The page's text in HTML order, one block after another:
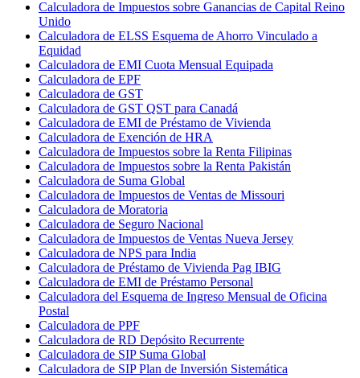
Calculadora de Impuestos sobre Ganancias de Capital Reino
Unido
Calculadora de ELSS Esquema de Ahorro Vinculado a
Equidad
Calculadora de EMI Cuota Mensual Equipada
Calculadora de EPF
Calculadora de GST
Calculadora de GST QST para Canadá
Calculadora de EMI de Préstamo de Vivienda
Calculadora de Exención de HRA
Calculadora de Impuestos sobre la Renta Filipinas
Calculadora de Impuestos sobre la Renta Pakistán
Calculadora de Suma Global
Calculadora de Impuestos de Ventas de Missouri
Calculadora de Moratoria
Calculadora de Seguro Nacional
Calculadora de Impuestos de Ventas Nueva Jersey
Calculadora de NPS para India
Calculadora de Préstamo de Vivienda Pag IBIG
Calculadora de EMI de Préstamo Personal
Calculadora del Esquema de Ingreso Mensual de Oficina
Postal
Calculadora de PPF
Calculadora de RD Depósito Recurrente
Calculadora de SIP Suma Global
Calculadora de SIP Plan de Inversión Sistemática